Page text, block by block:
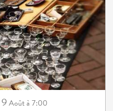
9Aoûtà 7:00